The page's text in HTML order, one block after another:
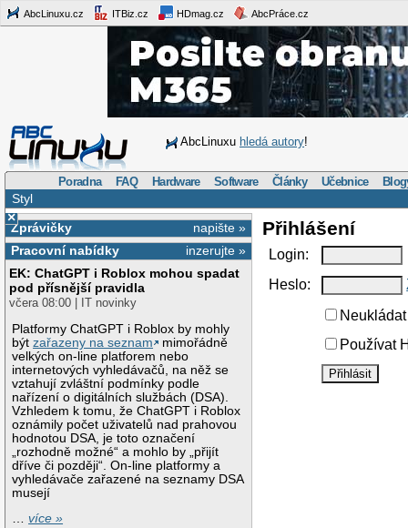
AbcLinuxu.cz ITBiz.cz HDmag.cz AbcPráce.cz
AbcLinuxu hledá autory!
Poradna FAQ Hardware Software Články Učebnice
Styl
×
napište »
Zprávičky
inzerujte »
Pracovní nabídky
EK: ChatGPT i Roblox mohou spadat
pod přísnější pravidla
včera 08:00 | IT novinky
Platformy ChatGPT i Roblox by mohly
býtzařazeny na seznam
mimořádně
velkých on-line platforem nebo
internetových vyhledávačů, na něž se
vztahují zvláštní podmínky podle
nařízení o digitálních službách (DSA).
Vzhledem k tomu, že ChatGPT i Roblox
oznámily počet uživatelů nad prahovou
hodnotou DSA, je toto označení
„rozhodně možné“ a mohlo by „přijít
dříve či později“. On-line platformy a
vyhledávače zařazené na seznamy DSA
musejí
…více »
Přihlášení
Login:
Heslo:
Používat